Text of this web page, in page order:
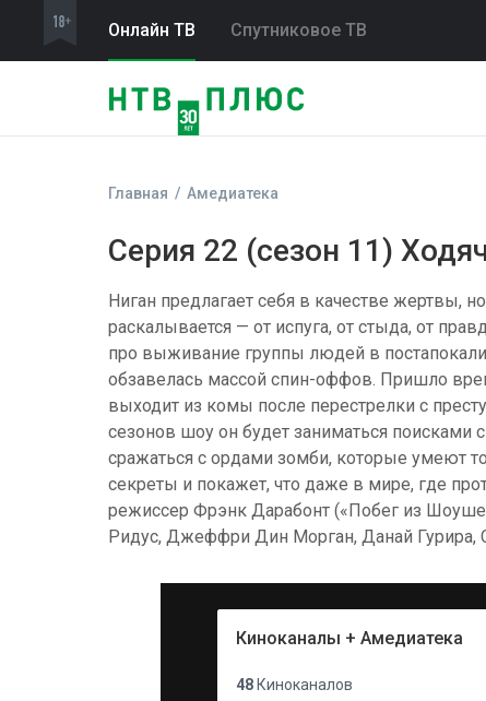
Онлайн ТВ Спутниковое ТВ
Главная Амедиатека
Серия 22 (сезон 11)
Ниган предлагает себя в качестве жертвы,
раскалывается — от испуга, от стыда, от
про выживание группы людей в
обзавелась массой спин-оффов. Пришло
выходит из комы после перестрелки с
сезонов шоу он будет заниматься
сражаться с ордами зомби, которые умеют
секреты и покажет, что даже в мире, где
режиссер Фрэнк Дарабонт («Побег из
Ридус, Джеффри Дин Морган, Данай Гурира,
Киноканалы + Амедиатека
48 Киноканалов